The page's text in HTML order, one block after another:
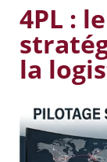
4PL :
la